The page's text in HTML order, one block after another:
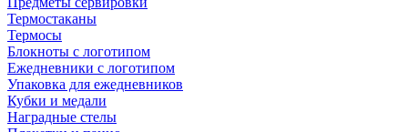
Термостаканы
Термосы
Блокноты с логотипом
Ежедневники с логотипом
Упаковка для ежедневников
Кубки и медали
Наградные стелы